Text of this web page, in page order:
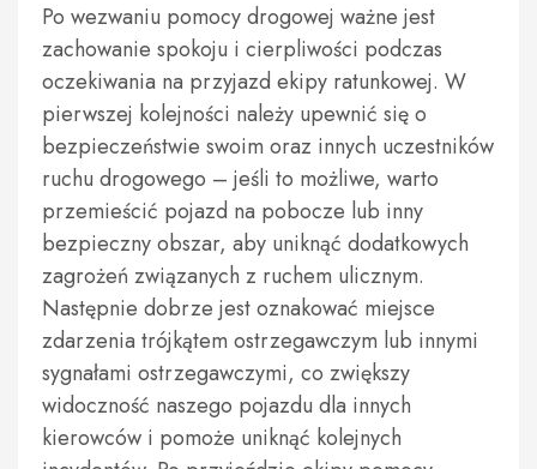
Po wezwaniu pomocy drogowej ważne jest
zachowanie spokoju i cierpliwości podczas
oczekiwania na przyjazd ekipy ratunkowej. W
pierwszej kolejności należy upewnić się o
bezpieczeństwie swoim oraz innych uczestników
ruchu drogowego – jeśli to możliwe, warto
przemieścić pojazd na pobocze lub inny
bezpieczny obszar, aby uniknąć dodatkowych
zagrożeń związanych z ruchem ulicznym.
Następnie dobrze jest oznakować miejsce
zdarzenia trójkątem ostrzegawczym lub innymi
sygnałami ostrzegawczymi, co zwiększy
widoczność naszego pojazdu dla innych
kierowców i pomoże uniknąć kolejnych